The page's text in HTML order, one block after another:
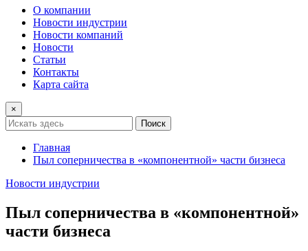
О компании
Новости индустрии
Новости компаний
Новости
Статьи
Контакты
Карта сайта
×
Поиск
Главная
Пыл соперничества в «компонентной» части бизнеса
Новости индустрии
Пыл соперничества в «компонентной»
части бизнеса